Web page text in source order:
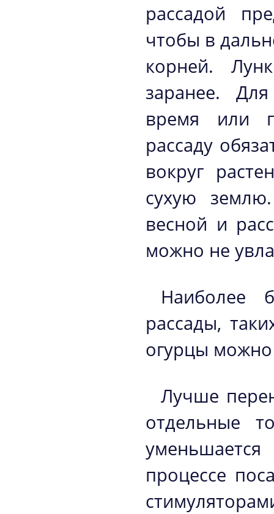
рассадой
чтобы в
корней.
заранее.
время или
рассаду
вокруг
сухую
весной и
можно не
Наиболее
рассады,
огурцы можно
Лучше
отдельные
процессе